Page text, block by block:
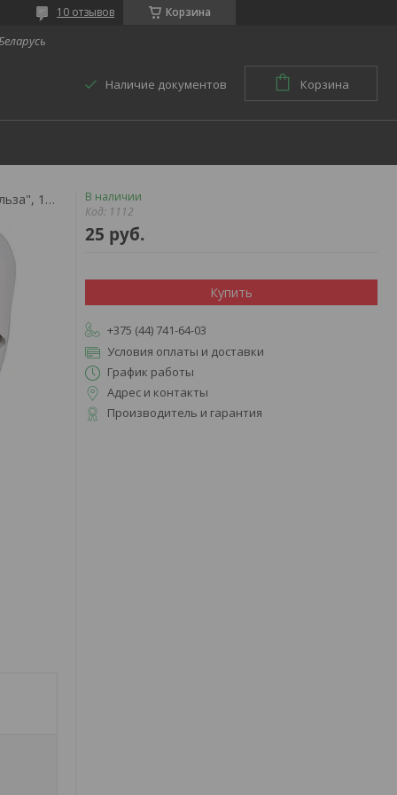
Корзина
10 отзывов
Наличие документов Корзина
Бандаж фиксирующий на запястье "польза", 1112
В наличии
Код: 1112
25 руб.
Купить
+375 (44) 741-64-03
Условия оплаты и доставки
График работы
Адрес и контакты
Производитель и гарантия